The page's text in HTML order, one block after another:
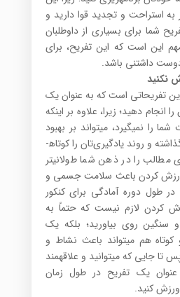
به استراحت و تجدید قوا دارید و
شما برای بسیاری از داوطلبان
این است که این تفریح، برای
داشتنی باشد.
نکنید
تفریحاتی است که به عنوان یک
انجام دهید؛ زیرا، علاوه بر اینکه
را نمی­گیرد، می­تواند بر بهبود
یادگیری شما تاثیر گذاشته و روند یادگیری‌تان را کوتاه­
مطالب را در ذهن شما طولانی­تر
ورزش کردن باعث سلامت جسمی و
طول دوره آمادگی برای کنکور
کردن لازم نیست که حتماً به
سنگین روی بیاورید؛ بلکه یک
هم می­تواند باعث نشاط و
تا جایی که می­توانید و علاقه­مند
یک تفریح در طول زمان
ورزش کنید.